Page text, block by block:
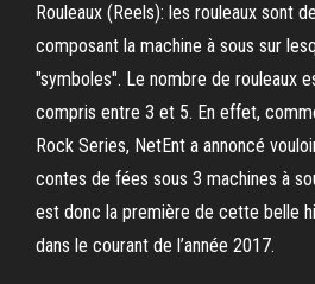
Rouleaux (Reels): les rouleaux sont
composant la machine à sous sur
"symboles". Le nombre de rouleaux
compris entre 3 et 5. En effet,
Rock Series, NetEnt a annoncé
contes de fées sous 3 machines à
est donc la première de cette belle
dans le courant de l’année 2017.